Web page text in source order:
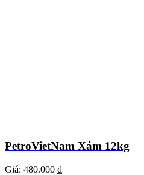
PetroVietNam Xám 12kg
Giá: 480.000 ₫